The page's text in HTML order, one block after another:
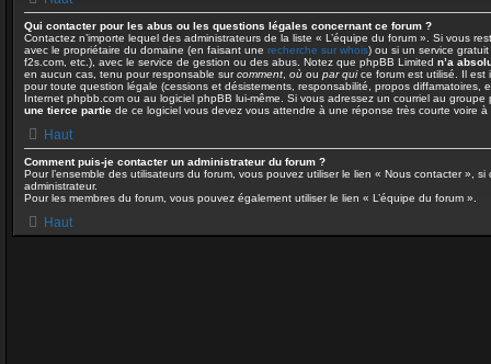
Qui contacter pour les abus ou les questions légales concernant ce forum ?
Contactez n’importe lequel des administrateurs de la liste « L’équipe du forum ». Si vous
avec le propriétaire du domaine (en faisant une recherche sur whois) ou si un service
f2s.com, etc.), avec le service de gestion ou des abus. Notez que phpBB Limited n’a
en aucun cas, tenu pour responsable surcomment où ou par quice forum est utilisé. Il est
pour toute question légale (cessions et désistements, responsabilité, propos diffamatoires,
Internet phpbb.com ou au logiciel phpBB lui-même. Si vous adressez un courriel au
une tierce partie de ce logiciel vous devez vous attendre à une réponse très courte voire
Haut
Comment puis-je contacter un administrateur du forum ?
Pour l’ensemble des utilisateurs du forum, vous pouvez utiliser le lien « Nous contacter »,
administrateur.
Pour les membres du forum, vous pouvez également utiliser le lien « L’équipe du forum ».
Haut